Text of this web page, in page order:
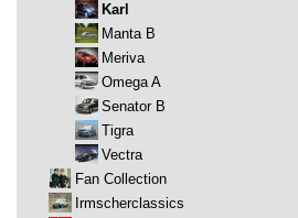
Karl
Manta B
Meriva
Omega A
Senator B
Tigra
Vectra
Fan Collection
Irmscherclassics